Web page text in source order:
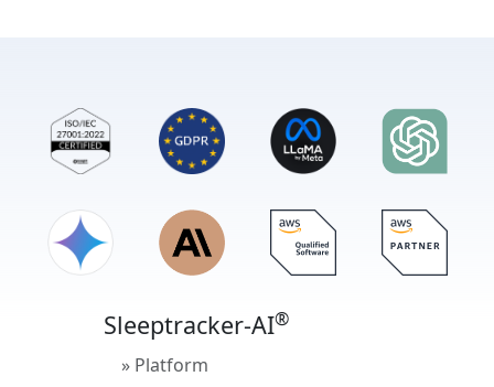
Sleeptracker-AI®
» Platform